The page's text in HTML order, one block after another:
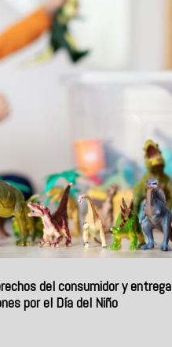
del consumidor y entrega
por el Día del Niño